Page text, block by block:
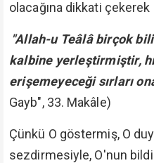
olacağına dikkati
"Allah-u Teâlâ birçok
kalbine yerleştirmiştir,
erişemeyeceği sırları
Gayb", 33. Makâle)
Çünkü O göstermiş, O
sezdirmesiyle, O'nun